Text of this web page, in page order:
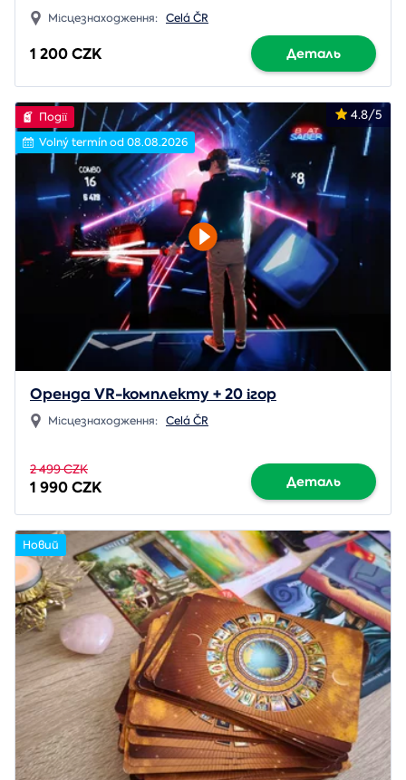
Місцезнаходження: Celá ČR
1 200 CZK Деталь
4.8/5
Події
Volný termín od 08.08.2026
Оренда VR-комплекту + 20 ігор
Місцезнаходження: Celá ČR
2 499 CZK
1 990 CZK Деталь
Новий